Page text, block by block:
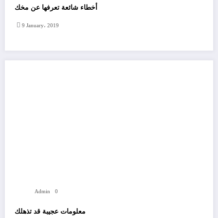
أخطاء شائعة تعرفها عن مخك
9 January، 2019
Admin 0
معلومات عجيبة قد تذهلك